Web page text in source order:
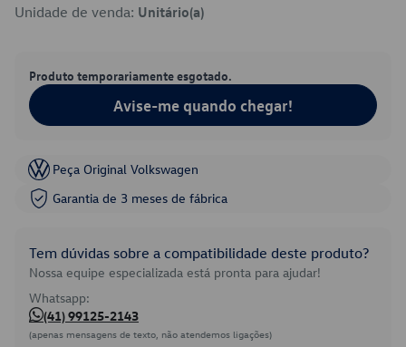
Unidade de venda: Unitário(a)
Produto temporariamente esgotado.
Avise-me quando chegar!
Peça Original Volkswagen
Garantia de 3 meses de fábrica
Tem dúvidas sobre a compatibilidade deste produto?
Nossa equipe especializada está pronta para ajudar!
Whatsapp:
(41) 99125-2143
(apenas mensagens de texto, não atendemos ligações)